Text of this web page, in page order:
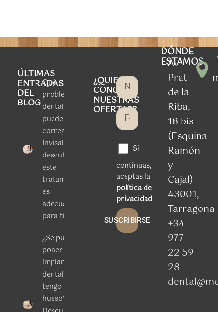
ÚLTIMAS
ENTRADAS
DEL
BLOG
Qué
problemas
dentales
puede
corregir
Invisalign:
descubre si
este
tratamiento
es
adecuado
para ti
¿Se puede
poner un
implante
dental si
tengo poco
hueso?
¿QUIERES
CONOCER
NUESTRAS
OFERTAS?
Si
continuas,
aceptas la
política de
privacidad
SUSCRIBIRSE
DÓNDE
ESTAMOS
Av
Prat
de la
Riba,
18 bis
(Esquina
Ramón
y
Cajal)
43001,
Tarragona
+34
977
22 59
28